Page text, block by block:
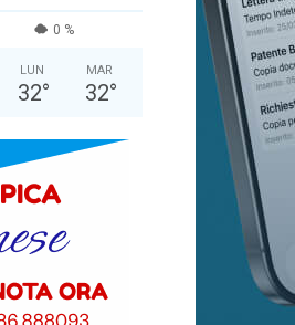
0 %
LUN
32°
MAR
32°